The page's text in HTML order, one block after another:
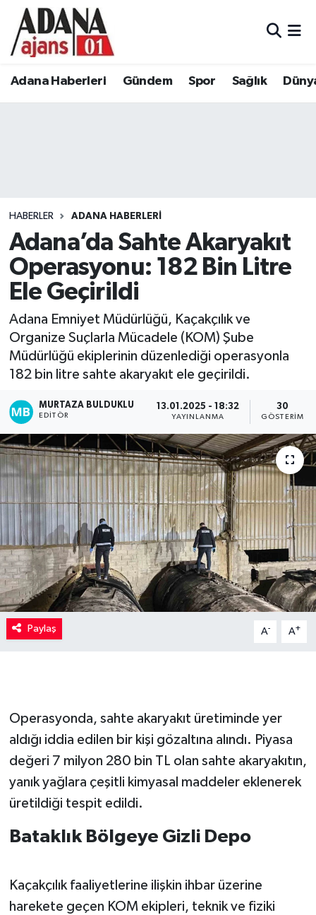
Adana Haberleri Gündem Spor Sağlık
HABERLER ADANA HABERLERI
Adana’da Sahte Akaryakıt
Operasyonu: 182 Bin Litre
Ele Geçirildi
Adana Emniyet Müdürlüğü, Kaçakçılık ve
Organize Suçlarla Mücadele (KOM) Şube
Müdürlüğü ekiplerinin düzenlediği operasyonla
182 bin litre sahte akaryakıt ele geçirildi.
MURTAZA BULDUKLU
EDITÖR
13.01.2025 - 18:32
YAYINLANMA
30
GÖSTERIM
Paylaş A- A+
Operasyonda, sahte akaryakıt üretiminde yer
aldığı iddia edilen bir kişi gözaltına alındı. Piyasa
değeri 7 milyon 280 bin TL olan sahte akaryakıtın,
yanık yağlara çeşitli kimyasal maddeler eklenerek
üretildiği tespit edildi.
Bataklık Bölgeye Gizli Depo
Kaçakçılık faaliyetlerine ilişkin ihbar üzerine
harekete geçen KOM ekipleri, teknik ve fiziki
Adana Haberleri
Eğitim
Siyaset
Ekonomi
Kadın
Magazin
Yaşam
Adana Nöbetçi Eczaneler
Tüm Manşetler
Son Dakika Haberleri
Haber Arşivi